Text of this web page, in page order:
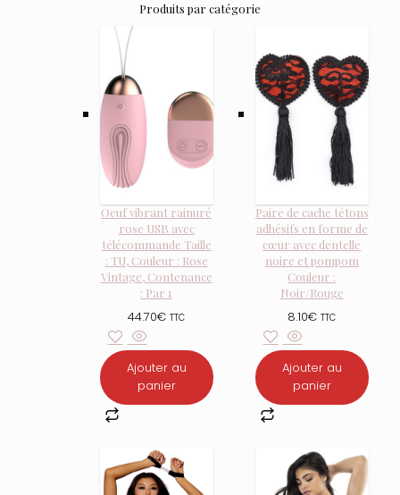
Produits par catégorie
Oeuf vibrant rainuré
rose USB avec
télécommande Taille
: TU, Couleur : Rose
Vintage, Contenance
: Par 1
44.70€ TTC
Ajouter au
panier
Paire de cache tétons
adhésifs en forme de
cœur avec dentelle
noire et pompom
Couleur :
Noir/Rouge
8.10€ TTC
Ajouter au
panier